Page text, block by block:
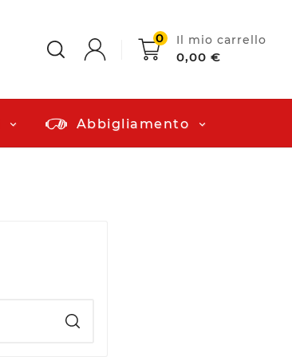
0 Il mio carrello
0,00 €
Abbigliamento